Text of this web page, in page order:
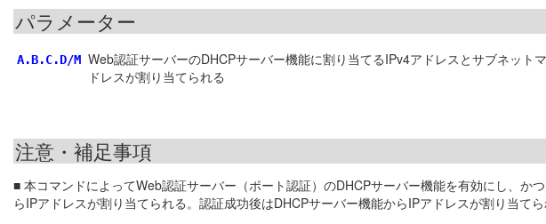
パラメーター
A.B.C.D/M Web認証サーバーのDHCPサーバー機能に割り当てるIPv4アドレスとサブネッ
ドレスが割り当てられる
注意・補足事項
■ 本コマンドによってWeb認証サーバー（ポート認証）のDHCPサーバー機能を有効にし、
らIPアドレスが割り当てられる。認証成功後はDHCPサーバー機能からIPアドレスが割り当てら